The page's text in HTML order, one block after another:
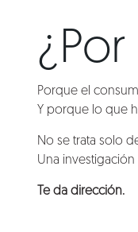
Porque el
Y porque lo que
No se trata solo
Una investigación
Te da dirección.